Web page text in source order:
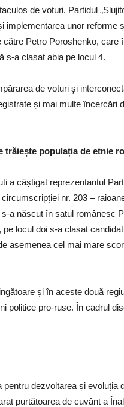
de voturi, Partidul
implementarea unor
Petro Poroshenko,
s-a clasat abia pe locul 4.
de voturi şi
și mai multe încercări
trăiește populația de etnie
a câștigat reprezentantul
nr. 203 –
a născut în satul românesc
locul doi s-a clasat
asemenea cel mai mare
și în aceste două
politice pro-ruse. În cadrul
dezvoltarea și evoluția
purtătoarea de cuvânt a